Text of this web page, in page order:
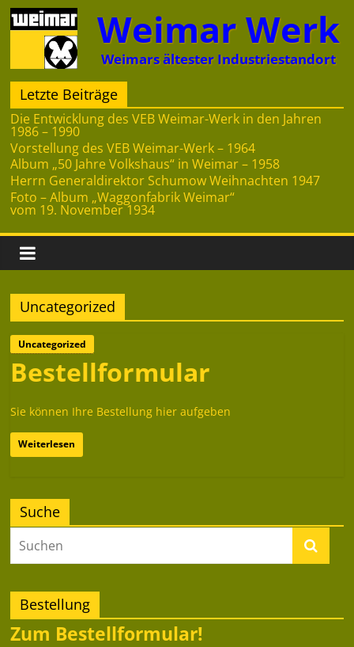
Zum
Inhalt
springen
Weimar Werk
Weimars ältester Industriestandort
Letzte Beiträge
Die Entwicklung des VEB Weimar-Werk in den Jahren
1986 – 1990
Vorstellung des VEB Weimar-Werk – 1964
Album „50 Jahre Volkshaus“ in Weimar – 1958
Herrn Generaldirektor Schumow Weihnachten 1947
Foto – Album „Waggonfabrik Weimar“
vom 19. November 1934
Uncategorized
Uncategorized
Bestellformular
Sie können Ihre Bestellung hier aufgeben
Weiterlesen
Suche
Bestellung
Zum Bestellformular!